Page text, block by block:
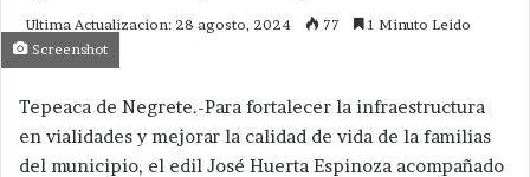
Ultima Actualizacion: 28 agosto, 2024 77 1 Minuto Leido
Screenshot
Tepeaca de Negrete.-Para fortalecer la infraestructura
en vialidades y mejorar la calidad de vida de la familias
del municipio, el edil José Huerta Espinoza acompañado